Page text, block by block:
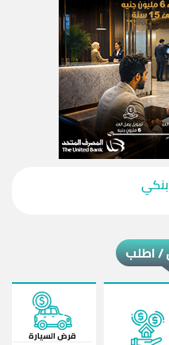
/ اطلب
قرض السيارة